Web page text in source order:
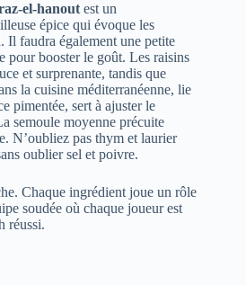
el-hanoutest un
épice qui évoque les
Il faudra également une petite
pour booster le goût. Les raisins
et surprenante, tandis que
la cuisine méditerranéenne, lie
pimentée, sert à ajuster le
semoule moyenne précuite
N’oubliez pas thym et laurier
oublier sel et poivre.
Chaque ingrédient joue un rôle
soudée où chaque joueur est
réussi.